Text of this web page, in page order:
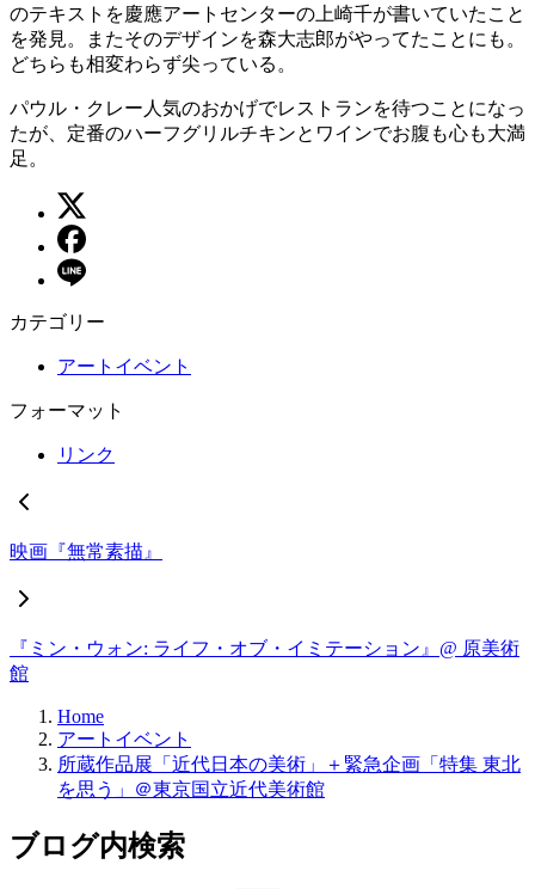
のテキストを慶應アートセンターの上崎千が書いていたこと
を発見。またそのデザインを森大志郎がやってたことにも。
どちらも相変わらず尖っている。
パウル・クレー人気のおかげでレストランを待つことになっ
たが、定番のハーフグリルチキンとワインでお腹も心も大満
足。
カテゴリー
アートイベント
フォーマット
リンク
映画『無常素描』
『ミン・ウォン: ライフ・オブ・イミテーション』@ 原美術
館
Home
アートイベント
所蔵作品展「近代日本の美術」＋緊急企画「特集 東北
を思う」＠東京国立近代美術館
ブログ内検索